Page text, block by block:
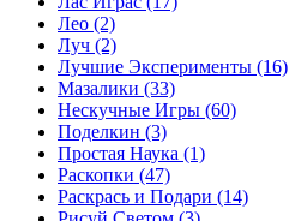
Лео (2)
Луч (2)
Лучшие Эксперименты (16)
Мазалики (33)
Нескучные Игры (60)
Поделкин (3)
Простая Наука (1)
Раскопки (47)
Раскрась и Подари (14)